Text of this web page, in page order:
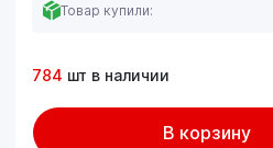
Товар купили:
784 шт в наличии
В корзину